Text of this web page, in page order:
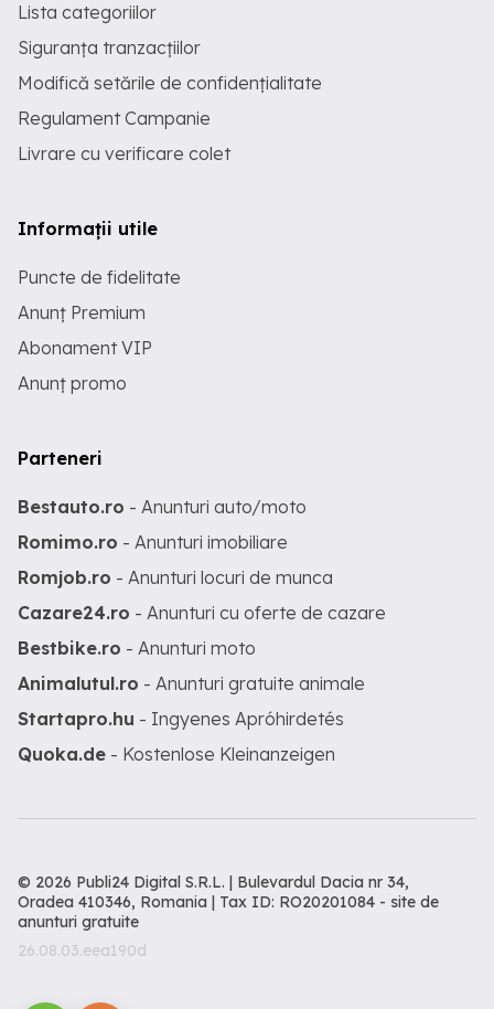
Lista categoriilor
Siguranța tranzacțiilor
Modifică setările de confidențialitate
Regulament Campanie
Livrare cu verificare colet
Informații utile
Puncte de fidelitate
Anunț Premium
Abonament VIP
Anunț promo
Parteneri
Bestauto.ro - Anunturi auto/moto
Romimo.ro - Anunturi imobiliare
Romjob.ro - Anunturi locuri de munca
Cazare24.ro - Anunturi cu oferte de cazare
Bestbike.ro - Anunturi moto
Animalutul.ro - Anunturi gratuite animale
Startapro.hu - Ingyenes Apróhirdetés
Quoka.de - Kostenlose Kleinanzeigen
© 2026 Publi24 Digital S.R.L. | Bulevardul Dacia nr 34,
Oradea 410346, Romania | Tax ID: RO20201084 - site de
anunturi gratuite
26.08.03.eea190d